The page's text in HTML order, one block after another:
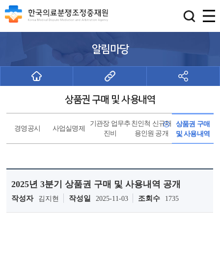
알림마당
상품권 구매 및 사용내역
경영공시 사업실명제
기관장 업무추
진비
친인척 신규채
용인원 공개
상품권 구매
및 사용내역
2025년 3분기 상품권 구매 및 사용내역 공개
작성자 김지현 작성일 2025-11-03 조회수 1735